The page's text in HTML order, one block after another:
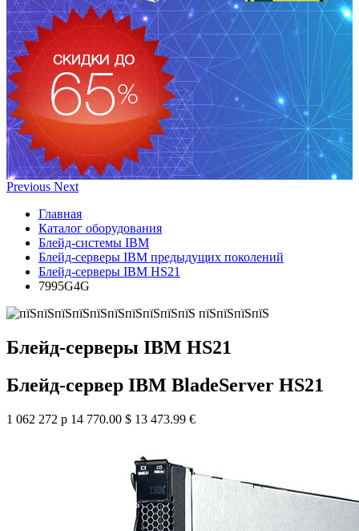
Previous Next
Главная
Каталог оборудования
Блейд-системы IBM
Блейд-серверы IBM предыдущих поколений
Блейд-серверы IBM HS21
7995G4G
Блейд-серверы IBM HS21
Блейд-сервер IBM BladeServer HS21
1 062 272 р 14 770.00 $ 13 473.99 €